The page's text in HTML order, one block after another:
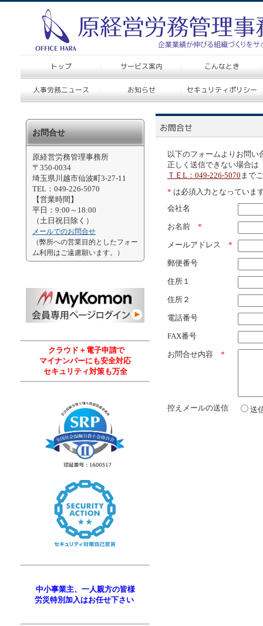
以下のフォームよりお問い
正しく送信できない場合は
ＴＥL：049-226-5070 まで
* は必須入力となっていま
会社名
お名前 *
メールアドレス *
郵便番号
住所１
住所２
電話番号
FAX番号
お問合せ内容 *
控えメールの送信 送
お問合せ
原経営労務管理事務所
〒350-0034
埼玉県川越市仙波町3-27-11
TEL：049-226-5070
【営業時間】
平日：9:00～18:00
（土日祝日除く）
メールでのお問合せ
（弊所への営業目的としたフォー
ム利用はご遠慮願います。）
クラウド＋電子申請で
マイナンバーにも安全対応
セキュリティ対策も万全
中小事業主、一人親方の皆様
労災特別加入はお任せ下さい